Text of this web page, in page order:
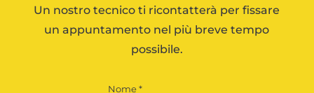
Un nostro tecnico ti ricontatterà per fissare
un appuntamento nel più breve tempo
possibile.